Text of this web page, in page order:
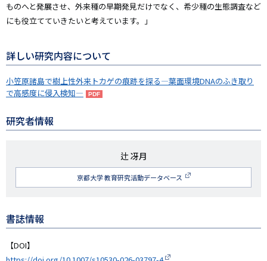
ものへと発展させ、外来種の早期発見だけでなく、希少種の生態調査など
にも役立てていきたいと考えています。」
詳しい研究内容について
小笠原諸島で樹上性外来トカゲの痕跡を探る―葉面環境DNAのふき取り
で高感度に侵入検知―
研究者情報
研
究
者
辻 冴月
京都大学 教育研究活動データベース
書誌情報
【DOI】